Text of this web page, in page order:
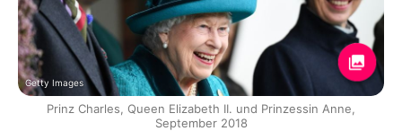
Getty Images
Prinz Charles, Queen Elizabeth II. und Prinzessin Anne,
September 2018